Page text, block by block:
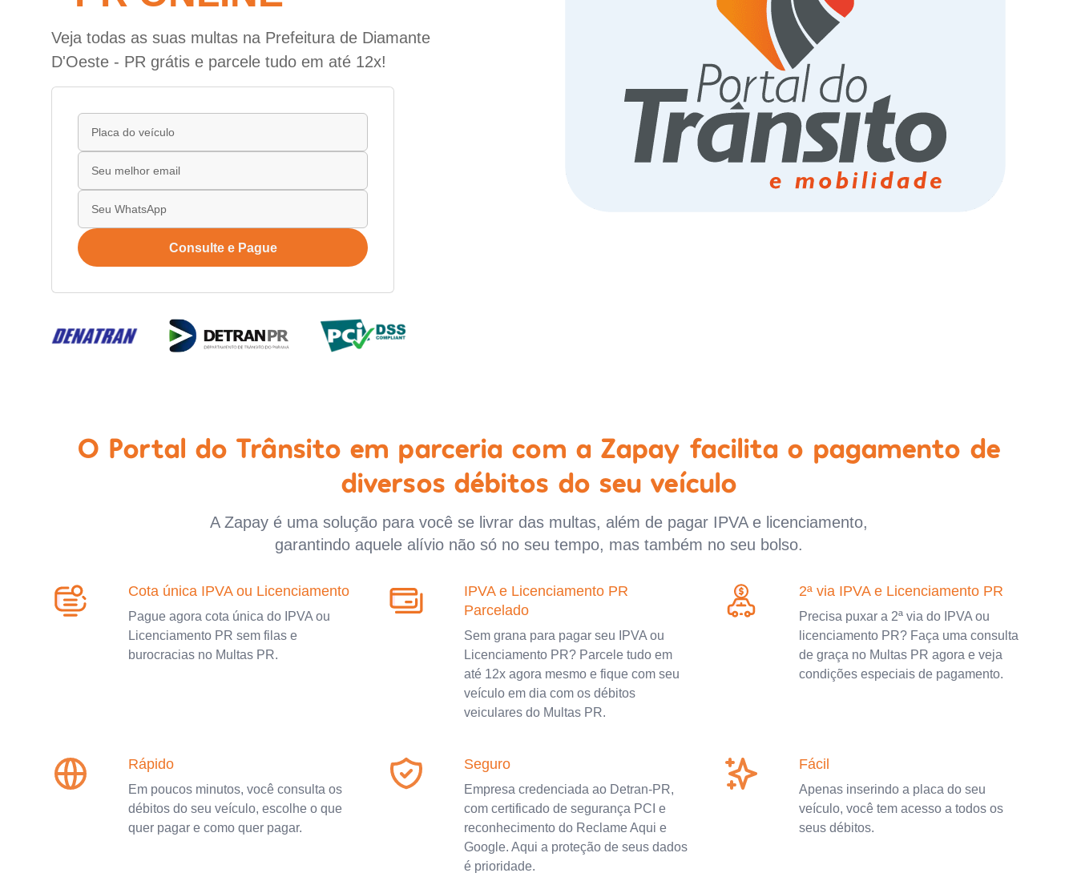
Veja todas as suas multas na Prefeitura de Diamante
D'Oeste - PR grátis e parcele tudo em até 12x!
Consulte e Pague
O Portal do Trânsito em parceria com a Zapay facilita o pagamento de
diversos débitos do seu veículo
A Zapay é uma solução para você se livrar das multas, além de pagar IPVA e licenciamento,
garantindo aquele alívio não só no seu tempo, mas também no seu bolso.
Cota única IPVA ou Licenciamento
Pague agora cota única do IPVA ou
Licenciamento PR sem filas e
burocracias no Multas PR.
IPVA e Licenciamento PR
Parcelado
Sem grana para pagar seu IPVA ou
Licenciamento PR? Parcele tudo em
até 12x agora mesmo e fique com seu
veículo em dia com os débitos
veiculares do Multas PR.
2ª via IPVA e Licenciamento PR
Precisa puxar a 2ª via do IPVA ou
licenciamento PR? Faça uma consulta
de graça no Multas PR agora e veja
condições especiais de pagamento.
Rápido
Em poucos minutos, você consulta os
débitos do seu veículo, escolhe o que
quer pagar e como quer pagar.
Seguro
Empresa credenciada ao Detran-PR,
com certificado de segurança PCI e
reconhecimento do Reclame Aqui e
Google. Aqui a proteção de seus dados
é prioridade.
Fácil
Apenas inserindo a placa do seu
veículo, você tem acesso a todos os
seus débitos.